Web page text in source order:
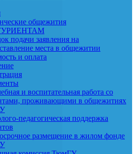
общежития
подачи заявления на
места в общежитии
и оплата
и воспитательная работа со
проживающими в общежитиях
педагогическая поддержка
размещение в жилом фонде